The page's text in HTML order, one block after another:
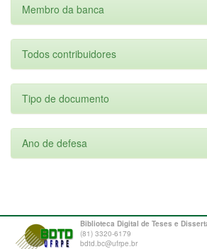
Membro da banca
Todos contribuidores
Tipo de documento
Ano de defesa
Biblioteca Digital de Teses e
(81) 3320-6179
bdtd.bc@ufrpe.br